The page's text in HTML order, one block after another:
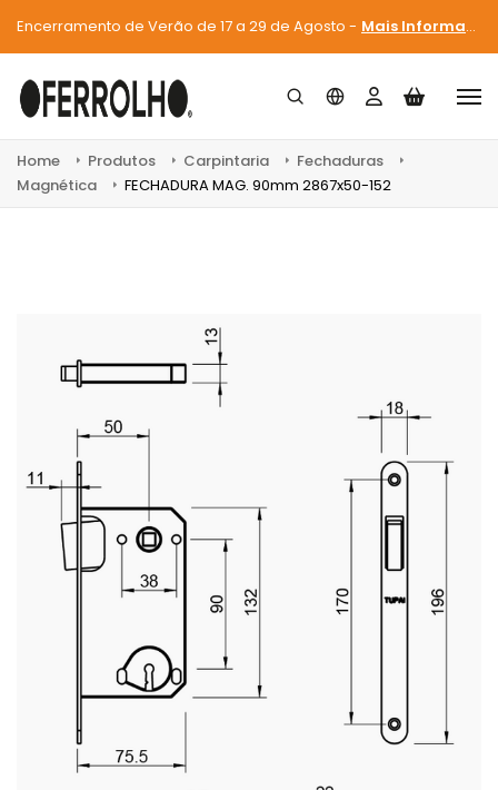
Encerramento de Verão de 17 a 29 de Agosto - Mais Informações
Home Produtos Carpintaria
Fechaduras
Magnética
FECHADURA MAG. 90mm 2867x50-152